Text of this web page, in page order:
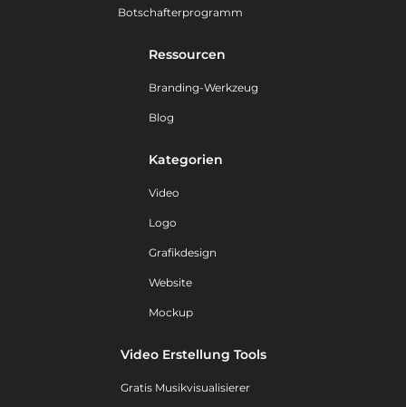
Botschafterprogramm
Ressourcen
Branding-Werkzeug
Blog
Kategorien
Video
Logo
Grafikdesign
Website
Mockup
Video Erstellung Tools
Gratis Musikvisualisierer